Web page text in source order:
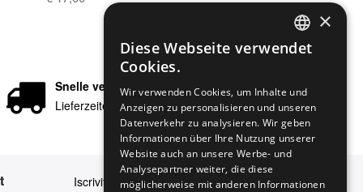
Snelle verzending
Lieferzeiten in 24/48 Stunden
Iscriviti alla nostra newsletter
ENGLISH
ITALIAN
SPANISH
×
Diese Webseite verwendet
Cookies.
Wir verwenden Cookies, um Inhalte und
Anzeigen zu personalisieren und unseren
Datenverkehr zu analysieren. Wir geben
Informationen über Ihre Nutzung unserer
Website auch an unsere Werbe- und
Analysepartner weiter, die diese
möglicherweise mit anderen Informationen